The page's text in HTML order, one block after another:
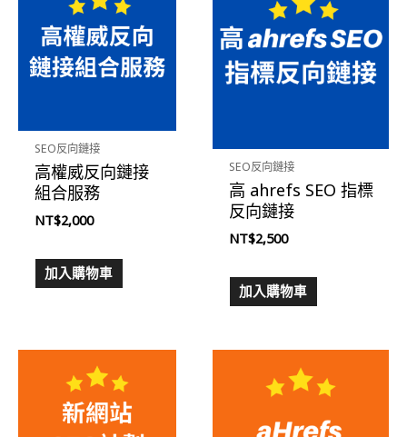
SEO反向鏈接
高權威反向鏈接
組合服務
NT$2,000
加入購物車
SEO反向鏈接
高 ahrefs SEO 指標
反向鏈接
NT$2,500
加入購物車